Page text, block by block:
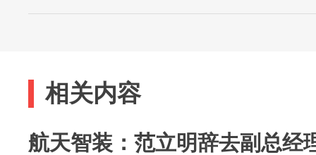
相关内容
航天智装：范立明辞去副总经